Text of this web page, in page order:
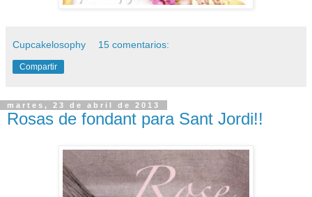
Cupcakelosophy 15 comentarios:
Compartir
martes, 23 de abril de 2013
Rosas de fondant para Sant Jordi!!